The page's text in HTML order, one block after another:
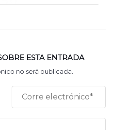
ESTA ENTRADA
no será publicada.